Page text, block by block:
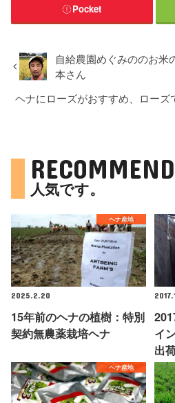
Pocket
自給農園めぐみののお米
本さん
ヘナにローズがおすすめ、ローズ
RECOMMEND
人気です。
ヘナ産地
2025.2.20
15年前のヘナの植樹：特別
契約無農薬栽培ヘナ
イ
出
ヘナ産地